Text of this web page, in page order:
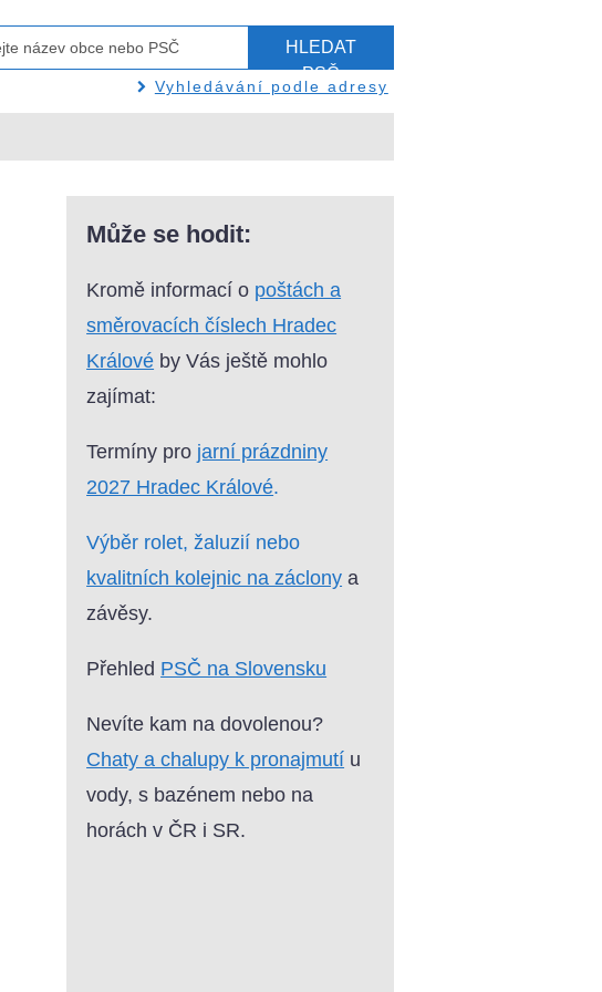
HLEDAT
PSČ
Vyhledávání podle adresy
Může se hodit:
Kromě informací o poštách a
směrovacích číslech Hradec
Králové by Vás ještě mohlo
zajímat:
Termíny pro jarní prázdniny
2027 Hradec Králové.
Výběr rolet, žaluzií nebo
kvalitních kolejnic na záclony a
závěsy.
Přehled PSČ na Slovensku
Nevíte kam na dovolenou?
Chaty a chalupy k pronajmutí u
vody, s bazénem nebo na
horách v ČR i SR.